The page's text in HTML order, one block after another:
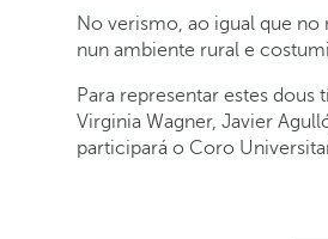
No verismo, ao igual que no
nun ambiente rural e
Para representar estes
Virginia Wagner, Javier
participará o Coro